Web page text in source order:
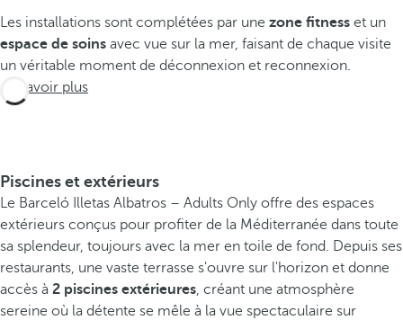
Les installations sont complétées par une zone fitness et un
espace de soins avec vue sur la mer, faisant de chaque visite
un véritable moment de déconnexion et reconnexion.
En savoir plus
Piscines et extérieurs
Le Barceló Illetas Albatros – Adults Only offre des espaces
extérieurs conçus pour profiter de la Méditerranée dans toute
sa splendeur, toujours avec la mer en toile de fond. Depuis ses
restaurants, une vaste terrasse s'ouvre sur l'horizon et donne
accès à 2 piscines extérieures, créant une atmosphère
sereine où la détente se mêle à la vue spectaculaire sur